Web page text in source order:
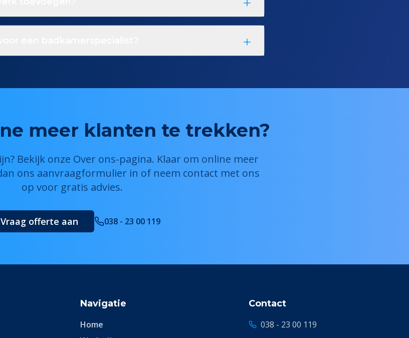
meer klanten te trekken?
Bekijk onze Over ons-pagina. Klaar om online meer
ons aanvraagformulier in of neem contact met ons
op voor gratis advies.
Vraag offerte aan 038 - 23 00 119
Navigatie
Home
Contact
038 - 23 00 119